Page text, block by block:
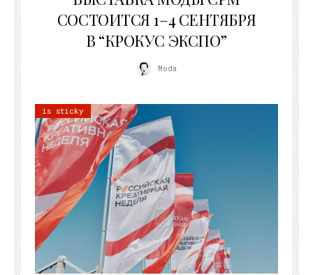
СОСТОИТСЯ 1–4 СЕНТЯБРЯ
В “КРОКУС ЭКСПО”
Moda
is sticky